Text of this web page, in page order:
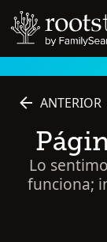
ANTERIOR
Lo
funciona;